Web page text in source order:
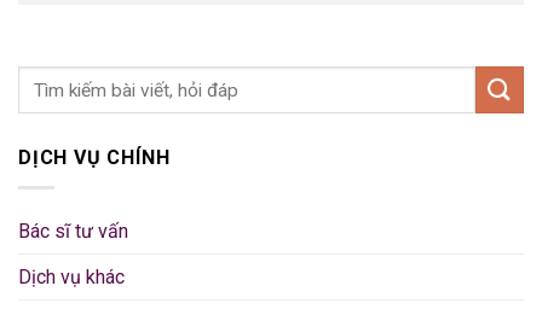
DỊCH VỤ CHÍNH
Bác sĩ tư vấn
Dịch vụ khác